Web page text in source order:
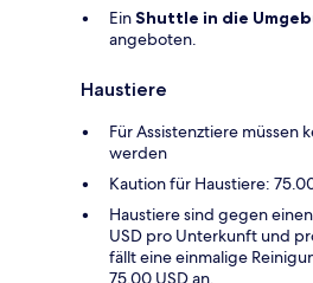
EinShuttle in die
angeboten.
Haustiere
Für Assistenztiere
werden
Kaution für Haustiere:
Haustiere sind gegen
USD pro Unterkunft und
fällt eine einmalige
75.00 USD an.